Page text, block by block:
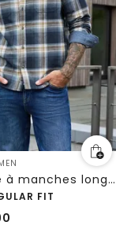
Chemise à manches longues à carreaux avec poches poitrine
FIT